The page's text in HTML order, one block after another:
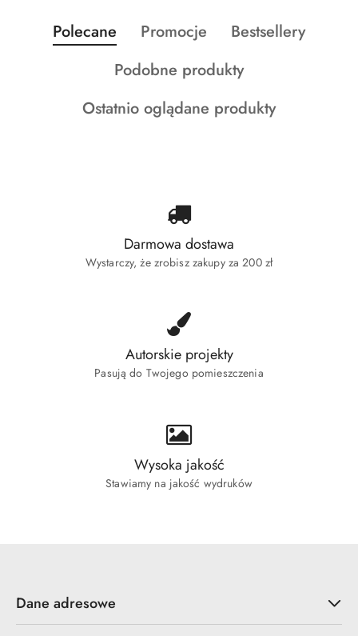
Pomiń karuzelę produktów
Produkty
o
Polecane
Produkty
statusie:
Promocje
Produkty
statusie:
Bestsellery
Produkty
statusie:
Podobne produkty
Produkty
Ostatnio oglądane produkty
Darmowa dostawa
Wystarczy, że zrobisz zakupy za 200 zł
Autorskie projekty
Pasują do Twojego pomieszczenia
Wysoka jakość
Stawiamy na jakość wydruków
Dane adresowe